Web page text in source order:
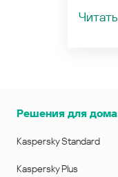
Читать
Решения для дома
Kaspersky Standard
Kaspersky Plus